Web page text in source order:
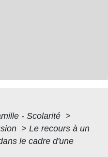
- Scolarité >
> Le recours à un
le cadre d'une